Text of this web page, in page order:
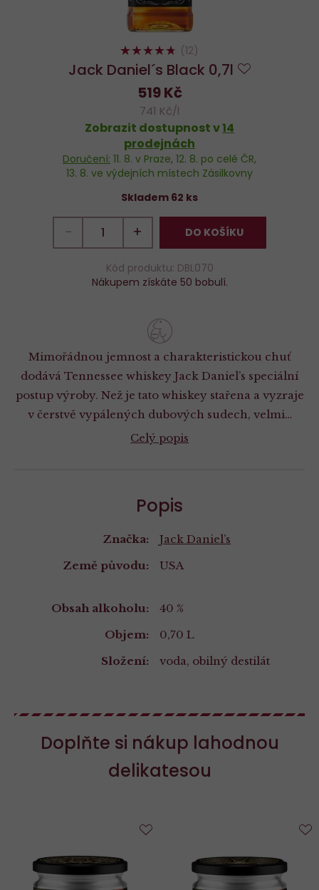
Jack Daniel´s Black 0,7l
94% (12)
Mimořádnou jemnost a charakteristickou chuť
dodává Tennessee whiskey Jack Daniel’s speciální
postup výroby. Než je tato whiskey stařena a vyzraje
v čerstvě vypálených dubových sudech, velmi…
Celý popis
519 Kč
741 Kč/l
Zobrazit dostupnost v14
prodejnách
Doručení: 11. 8. v Praze, 12. 8. po celé ČR,
13. 8. ve výdejních místech Zásilkovny
Skladem 62 ks
− + DO KOŠÍKU
Kód produktu: DBL070
Nákupem získáte 50 bobulí.
Popis
Značka:
Jack Daniel’s
Země původu:
USA
Vlastnosti
Obsah alkoholu:
40 %
Objem:
0,70 L
Složení:
voda, obilný destilát
Doplňte si nákup lahodnou
delikatesou
oblíbených